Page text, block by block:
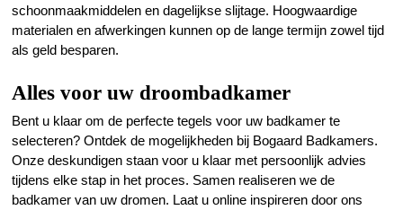
schoonmaakmiddelen en dagelijkse slijtage. Hoogwaardige
materialen en afwerkingen kunnen op de lange termijn zowel tijd
als geld besparen.
Alles voor uw droombadkamer
Bent u klaar om de perfecte tegels voor uw badkamer te
selecteren? Ontdek de mogelijkheden bij Bogaard Badkamers.
Onze deskundigen staan voor u klaar met persoonlijk advies
tijdens elke stap in het proces. Samen realiseren we de
badkamer van uw dromen. Laat u online inspireren door ons